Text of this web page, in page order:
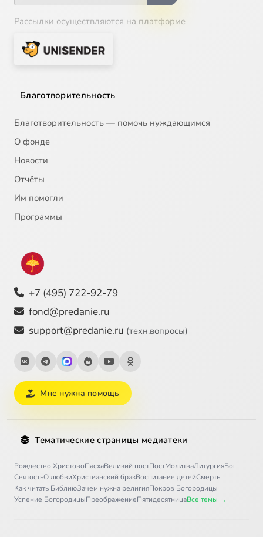
Рассылки осуществляются на платформе
Благотворительность
Благотворительность — помочь нуждающимся
О фонде
Новости
Отчёты
Им помогли
Программы
+7 (495) 722-92-79
fond@predanie.ru
support@predanie.ru (техн.вопросы)
Мне нужна помощь
Тематические страницы медиатеки
Рождество ХристовоПасхаВеликий постПостМолитваЛитургияБог
СвятостьО любвиХристианский бракВоспитание детейСмерть
Как читать БиблиюЗачем нужна религияПокров Богородицы
Успение БогородицыПреображениеПятидесятницаВсе темы →